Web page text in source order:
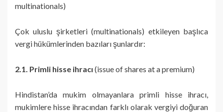
multinationals)
Çok uluslu şirketleri (multinationals) etkileyen başlıca
vergi hükümlerinden bazıları şunlardır:
2.1. Primli hisse ihracı (issue of shares at a premium)
Hindistan’da mukim olmayanlara primli hisse ihracı,
mukimlere hisse ihracından farklı olarak vergiyi doğuran